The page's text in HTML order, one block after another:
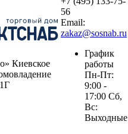
Киевское
56
Email:
zakaz@sosnab.ru
График
работы
Пн-Пт:
9:00 -
17:00 Сб,
Вс:
Выходные